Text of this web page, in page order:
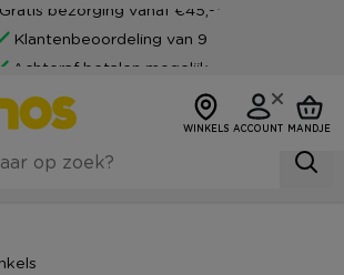
Gratis bezorging vanaf €45,-*
Klantenbeoordeling van 9
Achteraf betalen mogelijk
WINKELS ACCOUNT MANDJE